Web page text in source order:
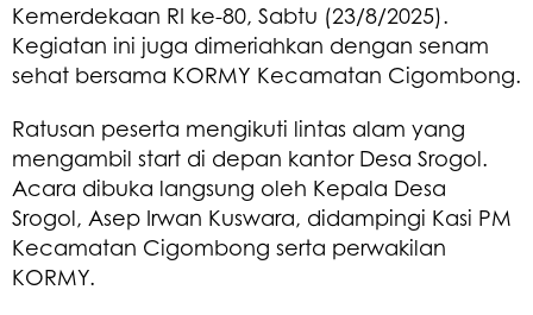
Kemerdekaan RI ke-80, Sabtu (23/8/2025).
Kegiatan ini juga dimeriahkan dengan senam
sehat bersama KORMY Kecamatan Cigombong.
Ratusan peserta mengikuti lintas alam yang
mengambil start di depan kantor Desa Srogol.
Acara dibuka langsung oleh Kepala Desa
Srogol, Asep Irwan Kuswara, didampingi Kasi PM
Kecamatan Cigombong serta perwakilan
KORMY.